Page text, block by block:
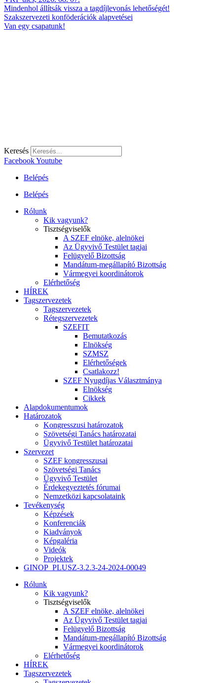
Mindenhol állítsák vissza a tagdíjlevonás lehetőségét!
Szakszervezeti konföderációk alapvetései
Van egy csapatunk!
Keresés
FacebookYoutube
Belépés
Belépés
Rólunk
Kik vagyunk?
Tisztségviselők
A SZEF elnöke, alelnökei
Az Ügyvivő Testület tagjai
Felügyelő Bizottság
Mandátum-megállapító Bizottság
Vármegyei koordinátorok
Elérhetőség
HÍREK
Tagszervezetek
Tagszervezetek
Rétegszervezetek
SZEFIT
Bemutatkozás
Elnökség
SZMSZ
Elérhetőségek
Csatlakozz!
SZEF Nyugdíjas Választmánya
Elnökség
Cikkek
Alapdokumentumok
Határozatok
Kongresszusi határozatok
Szövetségi Tanács határozatai
Ügyvivő Testület határozatai
Szervezet
SZEF kongresszusai
Szövetségi Tanács
Ügyvivő Testület
Érdekegyeztetés fórumai
Nemzetközi kapcsolataink
Tevékenység
Képzések
Konferenciák
Kiadványok
Képgaléria
Videók
Projektek
GINOP_PLUSZ-3.2.3-24-2024-00049
Rólunk
Kik vagyunk?
Tisztségviselők
A SZEF elnöke, alelnökei
Az Ügyvivő Testület tagjai
Felügyelő Bizottság
Mandátum-megállapító Bizottság
Vármegyei koordinátorok
Elérhetőség
HÍREK
Tagszervezetek